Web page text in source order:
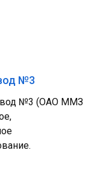
№3
№3 (ОАО ММЗ